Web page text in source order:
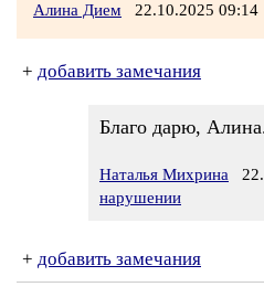
Алина Дием 22.10.2025 09:14
+ добавить замечания
Благо дарю,
Наталья Михрина
нарушении
+ добавить замечания